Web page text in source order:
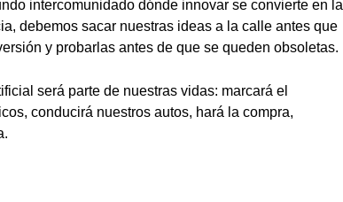
intercomunidado dónde innovar se convierte en la
debemos sacar nuestras ideas a la calle antes que
y probarlas antes de que se queden obsoletas.
será parte de nuestras vidas: marcará el
conducirá nuestros autos, hará la compra,